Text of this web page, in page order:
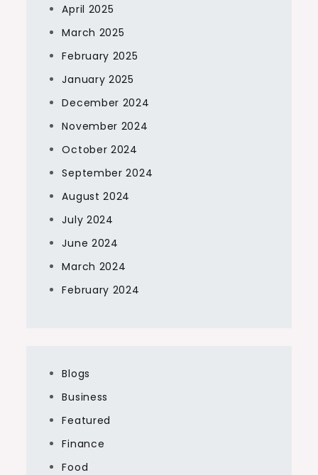
April 2025
March 2025
February 2025
January 2025
December 2024
November 2024
October 2024
September 2024
August 2024
July 2024
June 2024
March 2024
February 2024
Blogs
Business
Featured
Finance
Food